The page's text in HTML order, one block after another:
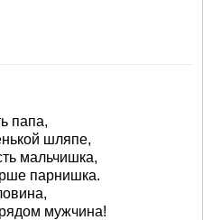
папа,
шляпе,
мальчишка,
парнишка.
мужчина!